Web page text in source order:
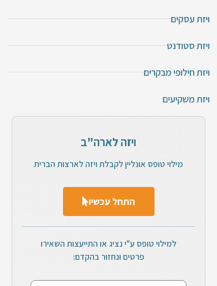
ויזת עסקים
ויזת סטודנט
ויזת חילופי מבקרים
ויזת משקיעים
ויזה לארה"ב
מילוי טופס אונליין לקבלת ויזה לארצות הברית
התחל עכשיו
למילוי טופס ע"י נציג או התייעצות השאירו
פרטים ונחזור בהקדם: